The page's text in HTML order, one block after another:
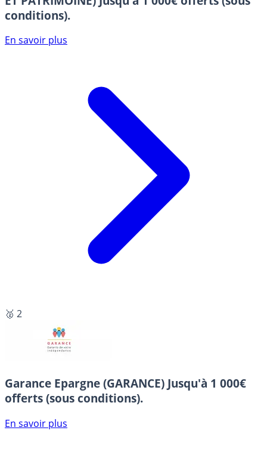
conditions).
En savoir plus
🥈 2
Garance Epargne (GARANCE) Jusqu'à 1 000€
offerts (sous conditions).
En savoir plus